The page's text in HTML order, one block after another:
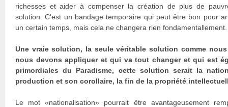
richesses et aider à compenser la création de plus de
solution. C'est un bandage temporaire qui peut être bon pour
un certain temps, mais cela ne changera rien fondamentallement.
Une vraie solution, la seule véritable solution comme
nous devons appliquer et qui va tout changer et qui est
primordiales du Paradisme, cette solution serait la
production et son corollaire, la fin de la propriété
Le mot «nationalisation» pourrait être avantageusement